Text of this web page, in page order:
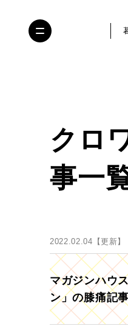
クロ
事一
2022.02.04【更新】
マガジンハウ
ン」の膝痛記